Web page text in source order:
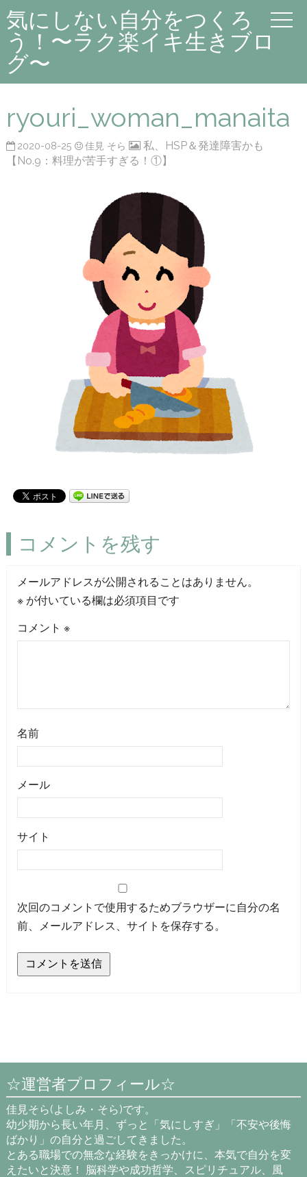
気にしない自分をつくろ
う！〜ラク楽イキ生きブロ
グ〜
ryouri_woman_manaita
2020-08-25 佳見 そら
私、HSP＆発達障害かも
【No.9：料理が苦手すぎる！①】
コメントを残す
メールアドレスが公開されることはありません。
※が付いている欄は必須項目です
コメント ※
名前
メール
サイト
次回のコメントで使用するためブラウザーに自分の名
前、メールアドレス、サイトを保存する。
☆運営者プロフィール☆
佳見そら(よしみ・そら)です。
幼少期から長い年月、ずっと「気にしすぎ」「不安や後悔
ばかり」の自分と過ごしてきました。
とある職場での無念な経験をきっかけに、本気で自分を変
えたいと決意！ 脳科学や成功哲学、スピリチュアル、風